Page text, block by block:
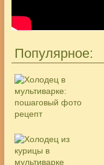
Популярное: